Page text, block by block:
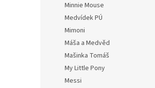
Minnie Mouse
Medvídek PÚ
Mimoni
Máša a Medvěd
Mašinka Tomáš
My Little Pony
Messi